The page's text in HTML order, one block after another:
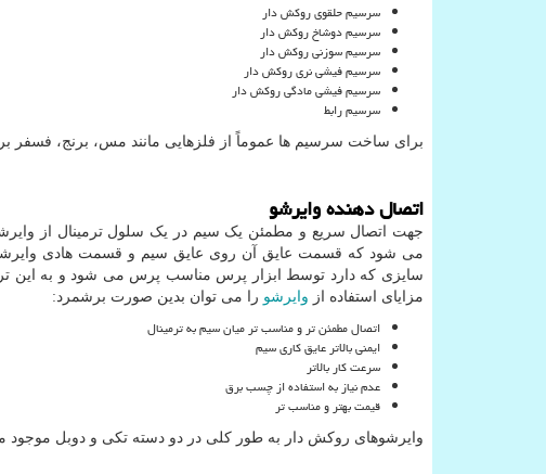
سرسیم حلقوی روکش دار
سرسیم دوشاخ روکش دار
سرسیم سوزنی روکش دار
سرسیم فیشی نری روکش دار
سرسیم فیشی مادگی روکش دار
سرسیم رابط
برای ساخت سرسیم ها عموماً از فلزهایی مانند مس، برنج، فسفر
اتصال دهنده وایرشو
جهت اتصال سریع و مطمئن یک سیم در یک سلول ترمینال از
می شود که قسمت عایق آن روی عایق سیم و قسمت هادی وایرشو
سایزی که دارد توسط ابزار پرس مناسب پرس می شود و به این
مزایای استفاده از وایرشو را می توان بدین صورت برشمرد:
اتصال مطمئن تر و مناسب تر میان سیم به ترمینال
ایمنی بالاتر عایق کاری سیم
سرعت کار بالاتر
عدم نیاز به استفاده از چسب برق
قیمت بهتر و مناسب تر
وایرشوهای روکش دار به طور کلی در دو دسته تکی و دوبل موجود